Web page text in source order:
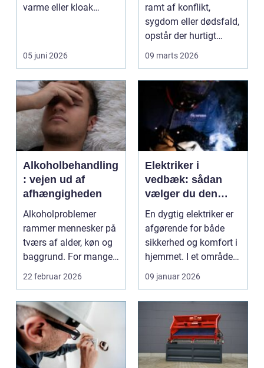
varme eller kloak
05 juni 2026
ramt af konflikt,
sygdom eller dødsfald,
opstår der hurtigt
spørgsmål, som k...
09 marts 2026
Alkoholbehandling
: vejen ud af
afhængigheden
Alkoholproblemer
rammer mennesker på
tværs af alder, køn og
baggrund. For mange
s...
22 februar 2026
Elektriker i
vedbæk: sådan
vælger du den
rette fagmand til
opgaven
En dygtig elektriker er
afgørende for både
sikkerhed og komfort i
hjemmet. I et område
som Vedbæk, h...
09 januar 2026